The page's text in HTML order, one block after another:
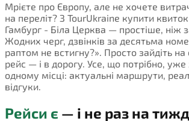
Мрієте про Європу, але не хочете
на переліт? З TourUkraine купити
Гамбург - Біла Церква — простіше, ніж
Жодних черг, дзвінків за десятьма
раптом не встигну?». Просто зайдіть на
рейс — і в дорогу. Усе, що потрібно, уже
одному місці: актуальні маршрути,
відгуки.
Рейси є — і не раз на